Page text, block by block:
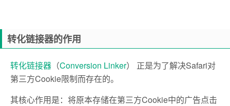
转化链接器的作用
转化链接器 （Conversion Linker） 正是为了解决Safari对
第三方Cookie限制而存在的。
其核心作用是： 将原本存储在第三方Cookie中的广告点击